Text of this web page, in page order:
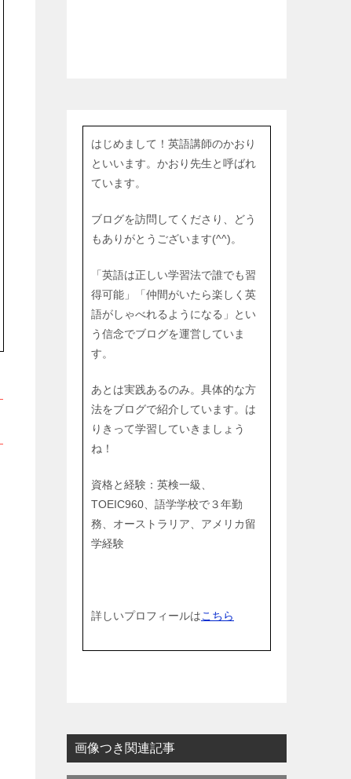
はじめまして！英語講師のかおり
といいます。かおり先生と呼ばれ
ています。
ブログを訪問してくださり、どう
もありがとうございます(^^)。
「英語は正しい学習法で誰でも習
得可能」「仲間がいたら楽しく英
語がしゃべれるようになる」とい
う信念でブログを運営していま
す。
あとは実践あるのみ。具体的な方
法をブログで紹介しています。は
りきって学習していきましょう
ね！
資格と経験：英検一級、
TOEIC960、語学学校で３年勤
務、オーストラリア、アメリカ留
学経験
詳しいプロフィールはこちら
画像つき関連記事